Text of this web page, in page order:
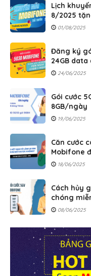
Lịch
8/2025
01/08/2025
Đăng ký
24GB
24/06/2025
Gói cước
8GB/ngày
19/06/2025
Căn cước
Mobifone
18/06/2025
Cách hủy
chóng
08/06/2025